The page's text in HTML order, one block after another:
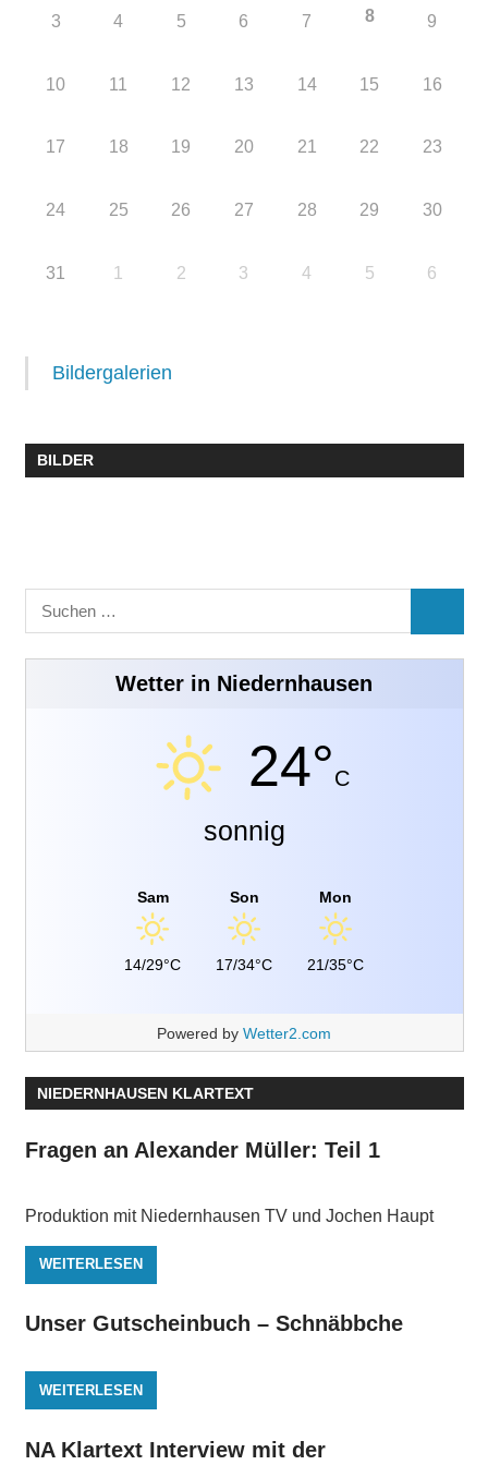
3 4 5 6 7 8 9
10 11 12 13 14 15 16
17 18 19 20 21 22 23
24 25 26 27 28 29 30
31 1 2 3 4 5 6
Bildergalerien
BILDER
Suchen
nach:
Wetter in Niedernhausen
24°C
sonnig
Sam
14/29°C
Son
17/34°C
Mon
21/35°C
Powered by Wetter2.com
NIEDERNHAUSEN KLARTEXT
Fragen an Alexander Müller: Teil 1
Produktion mit Niedernhausen TV und Jochen Haupt
WEITERLESEN
Unser Gutscheinbuch – Schnäbbche
WEITERLESEN
NA Klartext Interview mit der